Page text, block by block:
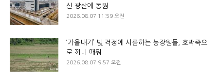
신 광산에 동원
2026.08.07 11:59 오전
‘가을내기’ 빚 걱정에 시름하는 농장원들, 호박죽으
로 끼니 때워
2026.08.07 9:57 오전